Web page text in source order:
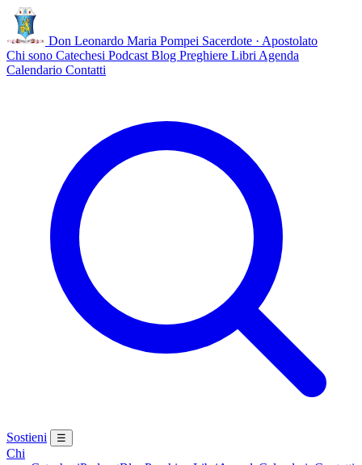
Don Leonardo Maria Pompei Sacerdote · Apostolato
Chi sono Catechesi Podcast Blog Preghiere Libri Agenda
Calendario Contatti
Sostieni ☰
Chi